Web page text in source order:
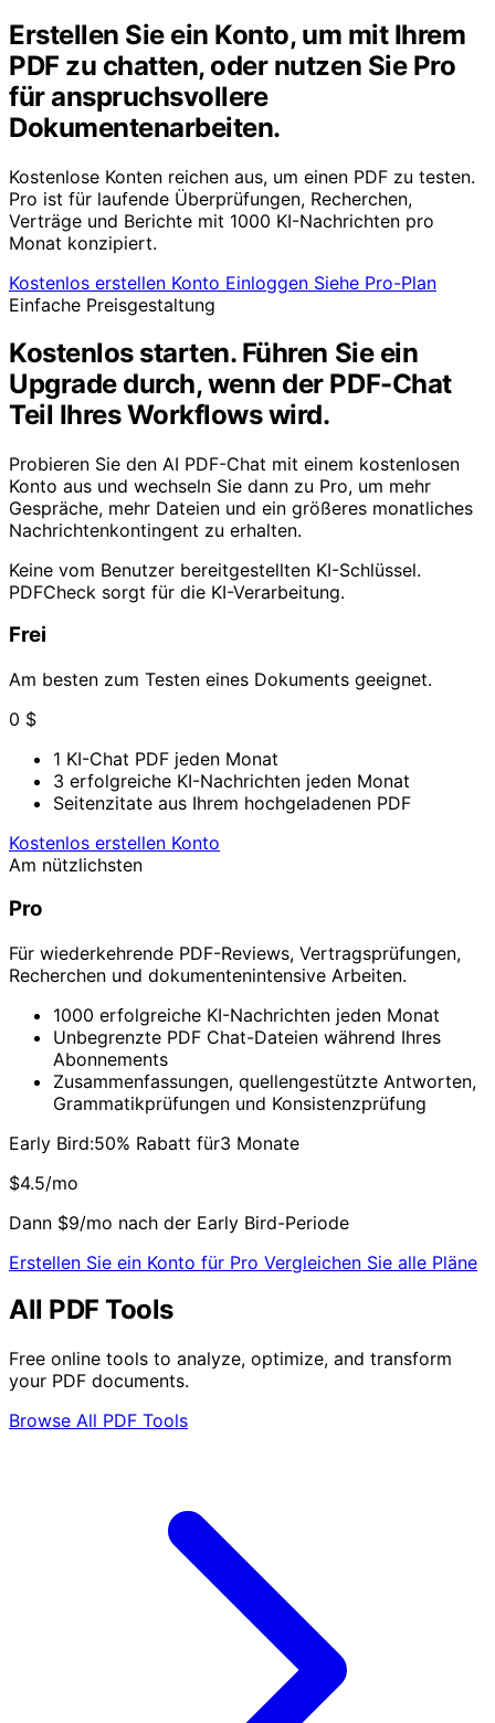
Erstellen Sie ein Konto, um mit Ihrem
PDF zu chatten, oder nutzen Sie Pro
für anspruchsvollere
Dokumentenarbeiten.
Kostenlose Konten reichen aus, um einen PDF zu testen.
Pro ist für laufende Überprüfungen, Recherchen,
Verträge und Berichte mit 1000 KI-Nachrichten pro
Monat konzipiert.
Kostenlos erstellen Konto Einloggen Siehe Pro-Plan
Einfache Preisgestaltung
Kostenlos starten. Führen Sie ein
Upgrade durch, wenn der PDF-Chat
Teil Ihres Workflows wird.
Probieren Sie den AI PDF-Chat mit einem kostenlosen
Konto aus und wechseln Sie dann zu Pro, um mehr
Gespräche, mehr Dateien und ein größeres monatliches
Nachrichtenkontingent zu erhalten.
Keine vom Benutzer bereitgestellten KI-Schlüssel.
PDFCheck sorgt für die KI-Verarbeitung.
Frei
Am besten zum Testen eines Dokuments geeignet.
0 $
1 KI-Chat PDF jeden Monat
3 erfolgreiche KI-Nachrichten jeden Monat
Seitenzitate aus Ihrem hochgeladenen PDF
Kostenlos erstellen Konto
Am nützlichsten
Pro
Für wiederkehrende PDF-Reviews, Vertragsprüfungen,
Recherchen und dokumentenintensive Arbeiten.
1000 erfolgreiche KI-Nachrichten jeden Monat
Unbegrenzte PDF Chat-Dateien während Ihres
Abonnements
Zusammenfassungen, quellengestützte Antworten,
Grammatikprüfungen und Konsistenzprüfung
Early Bird:50% Rabatt für3 Monate
$4.5/mo
Dann $9/mo nach der Early Bird-Periode
Erstellen Sie ein Konto für Pro Vergleichen Sie alle Pläne
All PDF Tools
Free online tools to analyze, optimize, and transform
your PDF documents.
Browse All PDF Tools